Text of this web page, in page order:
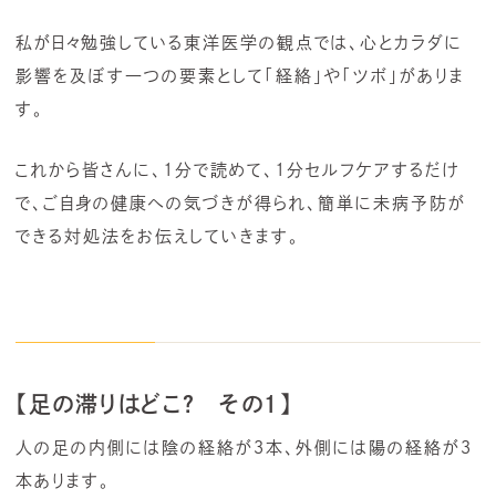
私が日々勉強している東洋医学の観点では、心とカラダに
影響を及ぼす一つの要素として「経絡」や「ツボ」がありま
す。
これから皆さんに、1分で読めて、1分セルフケアするだけ
で、ご自身の健康への気づきが得られ、簡単に未病予防が
できる対処法をお伝えしていきます。
【足の滞りはどこ？ その１】
人の足の内側には陰の経絡が３本、外側には陽の経絡が３
本あります。